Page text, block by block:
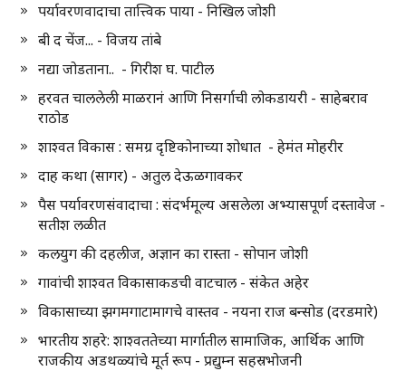
पर्यावरणवादाचा तात्त्विक पाया - निखिल जोशी
बी द चेंज... - विजय तांबे
नद्या जोडताना.. - गिरीश घ. पाटील
हरवत चाललेली माळरानं आणि निसर्गाची लोकडायरी - साहेबराव
राठोड
शाश्वत विकास : समग्र दृष्टिकोनाच्या शोधात - हेमंत मोहरीर
दाह कथा (सागर) - अतुल देऊळगावकर
पैस पर्यावरणसंवादाचा : संदर्भमूल्य असलेला अभ्यासपूर्ण दस्तावेज -
सतीश लळीत
कलयुग की दहलीज, अज्ञान का रास्ता - सोपान जोशी
गावांची शाश्वत विकासाकडची वाटचाल - संकेत अहेर
विकासाच्या झगमगाटामागचे वास्तव - नयना राज बन्सोड (दरडमारे)
भारतीय शहरे: शाश्वततेच्या मार्गातील सामाजिक, आर्थिक आणि
राजकीय अडथळ्यांचे मूर्त रूप - प्रद्युम्न सहस्रभोजनी